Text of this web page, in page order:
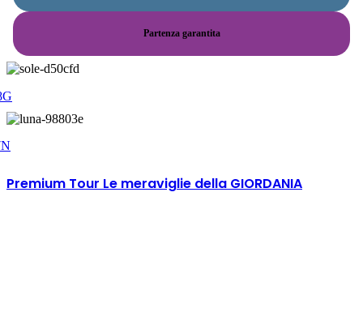
Partenza garantita
.
Premium Tour Le meraviglie della GIORDANIA